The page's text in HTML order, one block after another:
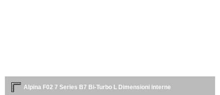
Alpina F02 7 Series B7 Bi-Turbo L Dimensioni interne